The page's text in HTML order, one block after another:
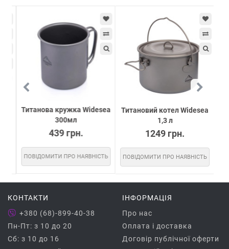
Титанова кружка Widesea
300мл
439 грн.
ПОВІДОМИТИ ПРО НАЯВНІСТЬ
Титановий котел Widesea
1,3 л
1249 грн.
ПОВІДОМИТИ ПРО НАЯВНІСТЬ
КОНТАКТИ
+380 (68)-899-40-38
Пн-Пт: з 10 до 20
Сб: з 10 до 16
ІНФОРМАЦІЯ
Про нас
Оплата і доставка
Договір публічної оферти